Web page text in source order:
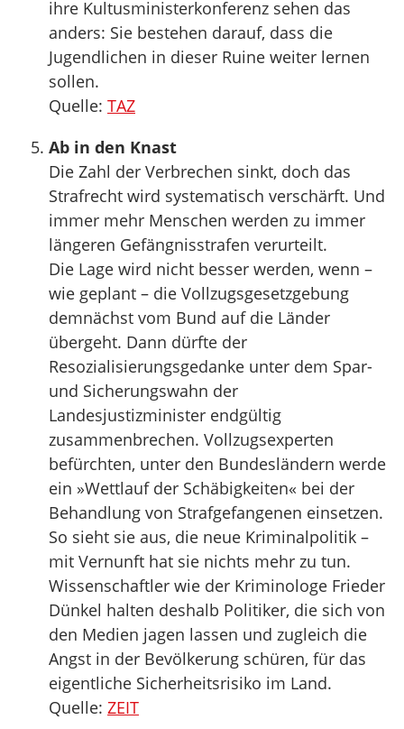
ihre Kultusministerkonferenz sehen das
anders: Sie bestehen darauf, dass die
Jugendlichen in dieser Ruine weiter lernen
sollen.
Quelle: TAZ
Ab in den Knast
Die Zahl der Verbrechen sinkt, doch das
Strafrecht wird systematisch verschärft. Und
immer mehr Menschen werden zu immer
längeren Gefängnisstrafen verurteilt.
Die Lage wird nicht besser werden, wenn –
wie geplant – die Vollzugsgesetzgebung
demnächst vom Bund auf die Länder
übergeht. Dann dürfte der
Resozialisierungsgedanke unter dem Spar-
und Sicherungswahn der
Landesjustizminister endgültig
zusammenbrechen. Vollzugsexperten
befürchten, unter den Bundesländern werde
ein »Wettlauf der Schäbigkeiten« bei der
Behandlung von Strafgefangenen einsetzen.
So sieht sie aus, die neue Kriminalpolitik –
mit Vernunft hat sie nichts mehr zu tun.
Wissenschaftler wie der Kriminologe Frieder
Dünkel halten deshalb Politiker, die sich von
den Medien jagen lassen und zugleich die
Angst in der Bevölkerung schüren, für das
eigentliche Sicherheitsrisiko im Land.
Quelle: ZEIT